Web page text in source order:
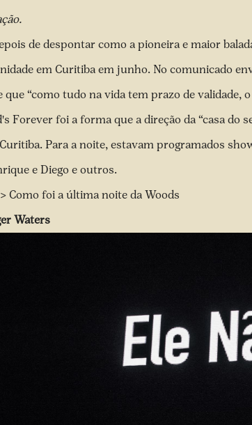
de despontar como a pioneira e maior
em Curitiba em junho. No comunicado
que “como tudo na vida tem prazo de validade,
Forever foi a forma que a direção da “casa do
Para a noite, estavam programados
e Diego e outros.
Como foi a última noite da Woods
Waters